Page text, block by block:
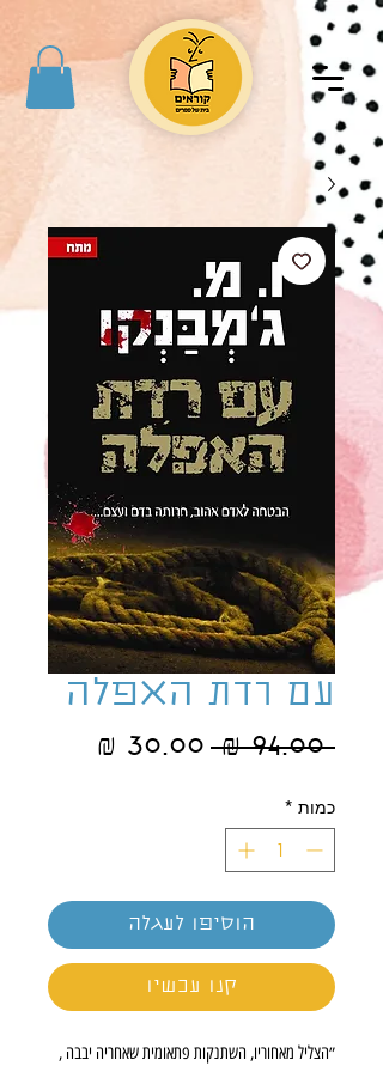
עם רדת האפלה
‏94.00 ‏₪
מחיר
כמות *
הוסיפו לעגלה
קנו עכשיו
״הצליל מאחוריו, השתנקות פתאומית שאחריה יבבה ,